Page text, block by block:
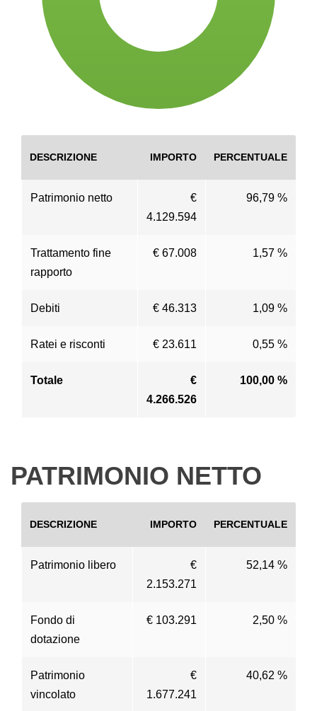
DESCRIZIONE IMPORTO PERCENTUALE
Patrimonio netto
€
4.129.594
96,79 %
Trattamento fine
rapporto
€ 67.008 1,57 %
Debiti € 46.313 1,09 %
Ratei e risconti € 23.611 0,55 %
Totale
€
4.266.526
100,00 %
PATRIMONIO NETTO
DESCRIZIONE IMPORTO PERCENTUALE
Patrimonio libero
€
2.153.271
52,14 %
Fondo di
dotazione
€ 103.291 2,50 %
Patrimonio
vincolato
€
1.677.241
40,62 %